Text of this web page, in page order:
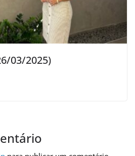
03/2025)